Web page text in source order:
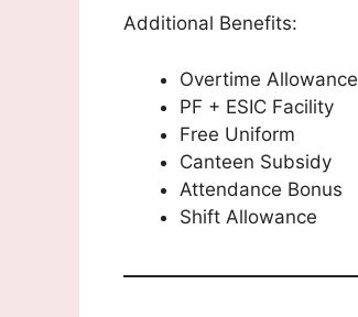
Additional Benefits:
Overtime Allowance
PF + ESIC Facility
Free Uniform
Canteen Subsidy
Attendance Bonus
Shift Allowance